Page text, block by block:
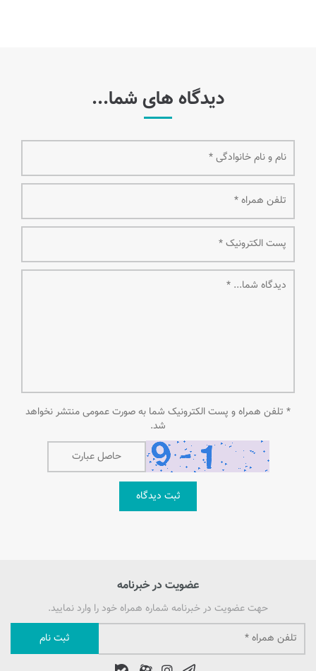
دیدگاه های شما...
* تلفن همراه و پست الکترونیک شما به صورت عمومی منتشر نخواهد
شد.
ثبت دیدگاه
عضویت در خبرنامه
حهت عضویت در خبرنامه شماره همراه خود را وارد نمایید.
ثبت نام